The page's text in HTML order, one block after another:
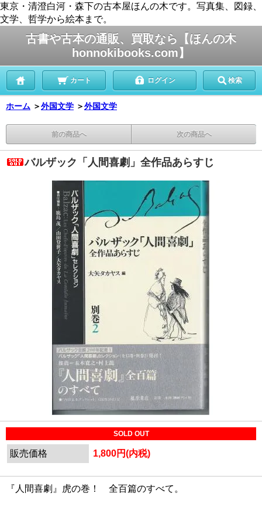
東京・清澄白河・森下の古本屋ほんの木です。写真集、図録、
文学、哲学から絵本まで。
古書や古本の通販、買取なら【ほんの木
honnokibooks.com】
カート ログイン 検索
ホーム ＞外国文学 ＞外国文学
前の商品へ 次の商品へ
バルザック「人間喜劇」全作品あらすじ
SOLD OUT
販売価格 1,800円(内税)
『人間喜劇』虎の巻！ 全百篇のすべて。